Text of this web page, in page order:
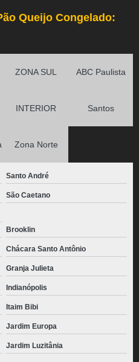
Queijo Congelado:
ZONA SUL ABC Paulista
INTERIOR Santos
Zona Norte
Santo André
São Caetano
Brooklin
Chácara Santo Antônio
Granja Julieta
Indianópolis
Itaim Bibi
Jardim Europa
Jardim Luzitânia